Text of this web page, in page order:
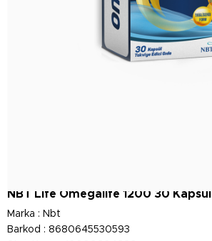
NBT Life Omegalife 1200 30 Kapsül
Marka : Nbt
Barkod : 8680645530593